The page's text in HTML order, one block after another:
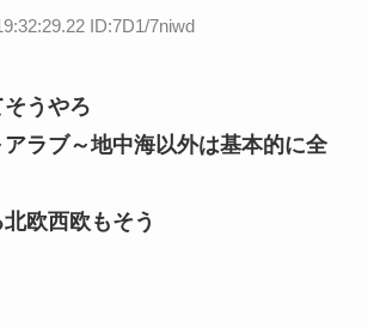
ID:7D1/7niwd
うやろ
ラブ～地中海以外は基本的に全
欧西欧もそう